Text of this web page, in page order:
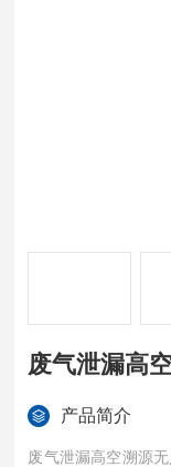
废气泄漏高
产品简介
废气泄漏高空溯源